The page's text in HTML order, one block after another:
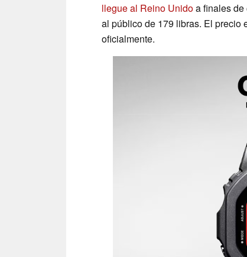
llegue al Reino Unidoa finales
al público de 179 libras. El precio
oficialmente.